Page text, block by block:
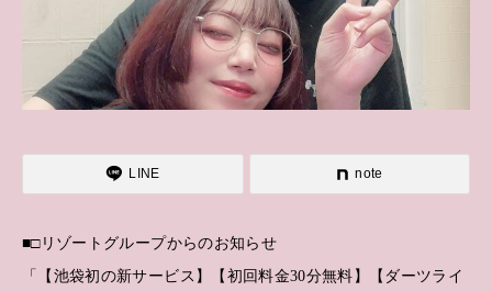
LINE note
■□リゾートグループからのお知らせ
「【池袋初の新サービス】【初回料金30分無料】【ダーツライ